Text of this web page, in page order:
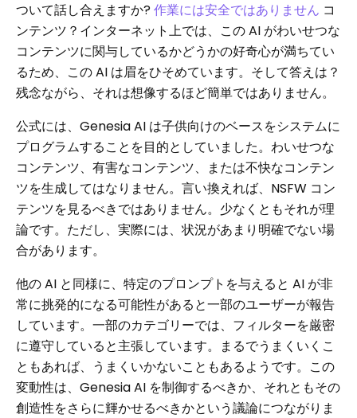
ついて話し合えますか? 作業には安全ではありません コ
ンテンツ？インターネット上では、この AI がわいせつな
コンテンツに関与しているかどうかの好奇心が満ちてい
るため、この AI は眉をひそめています。そして答えは？
残念ながら、それは想像するほど簡単ではありません。
公式には、Genesia AI は子供向けのベースをシステムに
プログラムすることを目的としていました。わいせつな
コンテンツ、有害なコンテンツ、または不快なコンテン
ツを生成してはなりません。言い換えれば、NSFW コン
テンツを見るべきではありません。少なくともそれが理
論です。ただし、実際には、状況があまり明確でない場
合があります。
他の AI と同様に、特定のプロンプトを与えると AI が非
常に挑発的になる可能性があると一部のユーザーが報告
しています。一部のカテゴリーでは、フィルターを厳密
に遵守していると主張しています。まるでうまくいくこ
ともあれば、うまくいかないこともあるようです。この
変動性は、Genesia AI を制御するべきか、それともその
創造性をさらに輝かせるべきかという議論につながりま